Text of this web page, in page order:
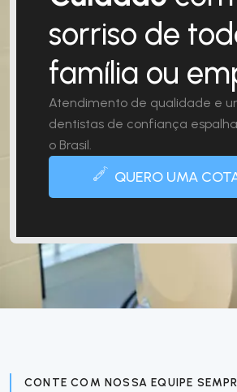
sorriso de
família ou
Atendimento de qualidade e
dentistas de confiança
o Brasil.
QUERO UMA
CONTE COM NOSSA EQUIPE